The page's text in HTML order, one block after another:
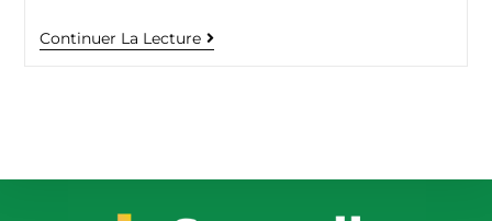
Continuer La Lecture